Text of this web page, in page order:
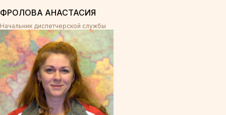
ФРОЛОВА АНАСТАСИЯ
Начальник диспетчерской службы